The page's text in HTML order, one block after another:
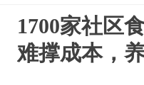
1700家社区
难撑成本，